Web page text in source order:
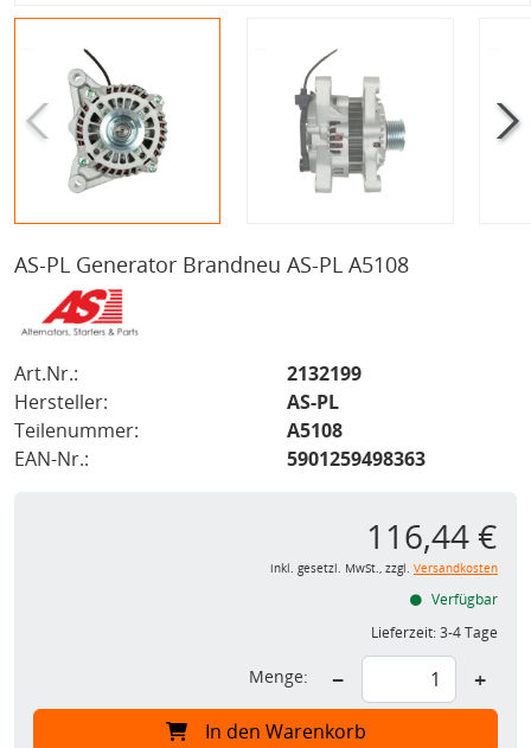
AS-PL Generator Brandneu AS-PL A5108
Art.Nr.:
2132199
Hersteller:
AS-PL
Teilenummer:
A5108
EAN-Nr.:
5901259498363
116,44 €
inkl. gesetzl. MwSt., zzgl. Versandkosten
Verfügbar
Lieferzeit:3-4 Tage
Menge: − +
In den Warenkorb